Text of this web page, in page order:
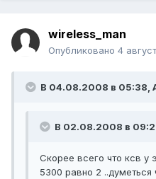
wireless_man
Опубликовано 4
В 04.08.2008 в 05:38,
В 02.08.2008 в
Скорее всего что ксв у
5300 равно 2